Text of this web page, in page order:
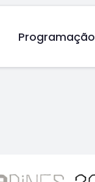
Programação